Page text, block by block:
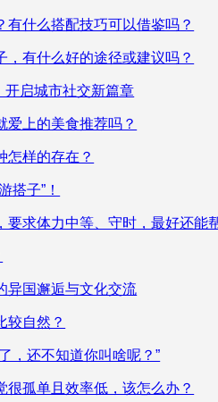
什么搭配技巧可以借鉴吗？
有什么好的途径或建议吗？
启城市社交新篇章
爱上的美食推荐吗？
怎样的存在？
搭子”！
要求体力中等、守时，最好还能
异国邂逅与文化交流
较自然？
，还不知道你叫啥呢？”
孤单且效率低，该怎么办？